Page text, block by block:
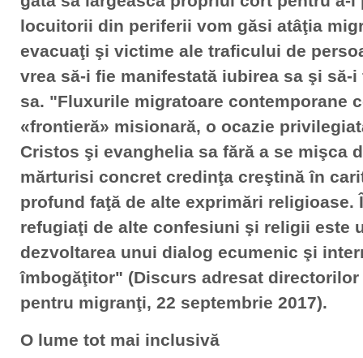
locuitorii din periferii vom găsi atâţia
evacuaţi şi victime ale traficului de
vrea să-i fie manifestată iubirea sa şi să-
sa. "Fluxurile migratoare contemporane
«frontieră» misionară, o ocazie
Cristos şi evanghelia sa fără a se mişca
mărturisi concret credinţa creştină în
profund faţă de alte exprimări
refugiaţi de alte confesiuni şi religii este
dezvoltarea unui dialog ecumenic şi
îmbogăţitor" (Discurs adresat
pentru migranţi, 22 septembrie 2017).
O lume tot mai inclusivă